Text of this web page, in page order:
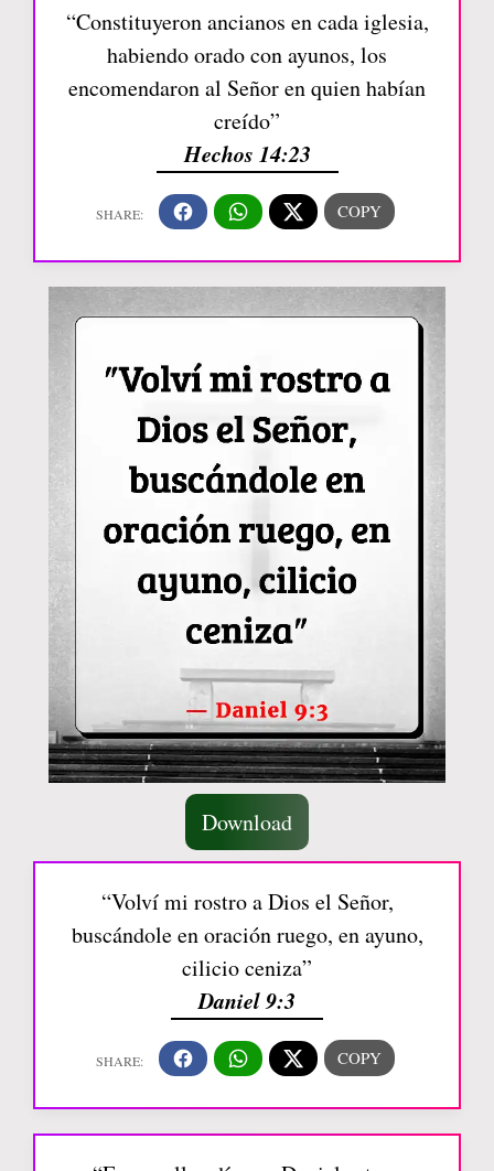
“Constituyeron ancianos en cada iglesia,
habiendo orado con ayunos, los
encomendaron al Señor en quien habían
creído”
Hechos 14:23
Download
“Volví mi rostro a Dios el Señor,
buscándole en oración ruego, en ayuno,
cilicio ceniza”
Daniel 9:3